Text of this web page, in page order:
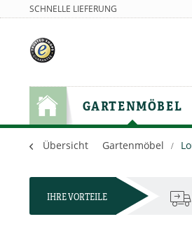
SCHNELLE LIEFERUNG
GARTENMÖBEL
Übersicht Gartenmöbel
IHRE VORTEILE